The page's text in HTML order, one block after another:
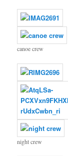
canoe crew
night crew